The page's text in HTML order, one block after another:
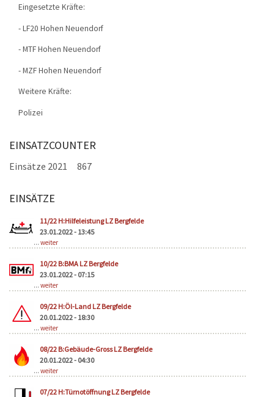
Eingesetzte Kräfte:
- LF20 Hohen Neuendorf
- MTF Hohen Neuendorf
- MZF Hohen Neuendorf
Weitere Kräfte:
Polizei
EINSATZCOUNTER
Einsätze 2021 867
EINSÄTZE
11/22 H:Hilfeleistung LZ Bergfelde
23.01.2022 - 13:45
... weiter
10/22 B:BMA LZ Bergfelde
23.01.2022 - 07:15
... weiter
09/22 H:Öl-Land LZ Bergfelde
20.01.2022 - 18:30
... weiter
08/22 B:Gebäude-Gross LZ Bergfelde
20.01.2022 - 04:30
... weiter
07/22 H:Türnotöffnung LZ Bergfelde
Seiten